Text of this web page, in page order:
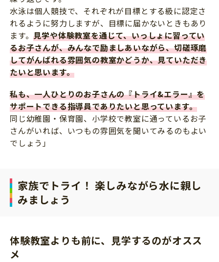
水泳は個人競技で、それぞれが目標とする級に認定さ
れるように努力しますが、目標に届かないときもあり
ます。見学や体験教室を通じて、いっしょに習ってい
るお子さんが、みんなで励ましあいながら、切磋琢磨
してがんばれる雰囲気の教室かどうか、見ていただき
たいと思います。
私も、一人ひとりのお子さんの『トライ&エラー』を
サポートできる指導員でありたいと思っています。
同じ幼稚園・保育園、小学校で教室に通っているお子
さんがいれば、いつもの雰囲気を聞いてみるのもよい
でしょう」
家族でトライ！ 楽しみながら水に親し
みましょう
体験教室よりも前に、見学するのがオスス
メ